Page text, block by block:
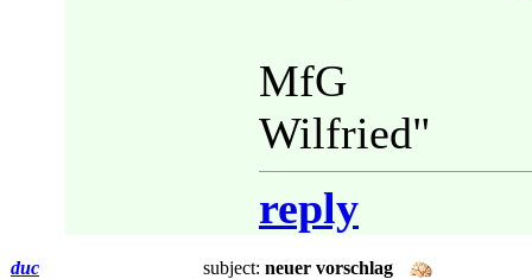
MfG
Wilfried"
reply
duc subject: neuer vorschlag